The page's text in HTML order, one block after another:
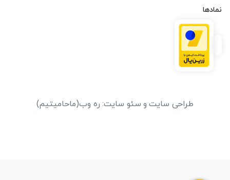
نمادها
طراحی سایت و سئو سایت: ره وب(ماحامیتیم)